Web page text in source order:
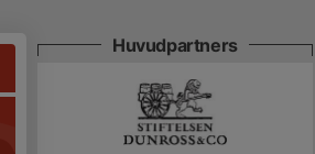
Huvudpartners